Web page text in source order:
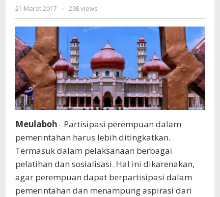
21 Maret 2017
oleh
Mellyan
- 298 views
Meulaboh– Partisipasi perempuan dalam
pemerintahan harus lebih ditingkatkan.
Termasuk dalam pelaksanaan berbagai
pelatihan dan sosialisasi. Hal ini dikarenakan,
agar perempuan dapat berpartisipasi dalam
pemerintahan dan menampung aspirasi dari